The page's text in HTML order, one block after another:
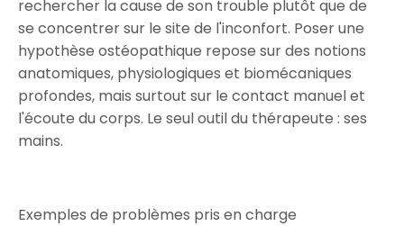
rechercher la cause de son trouble plutôt que de
se concentrer sur le site de l'inconfort. Poser une
hypothèse ostéopathique repose sur des notions
anatomiques, physiologiques et biomécaniques
profondes, mais surtout sur le contact manuel et
l'écoute du corps. Le seul outil du thérapeute : ses
mains.
Exemples de problèmes pris en charge